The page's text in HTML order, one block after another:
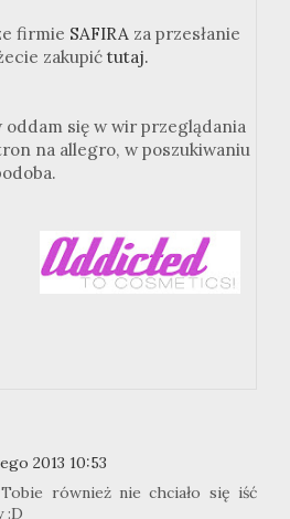
firmie SAFIRA za przesłanie
zakupić tutaj.
oddam się w wir przeglądania
na allegro, w poszukiwaniu
2013 10:53
również nie chciało się iść
:D